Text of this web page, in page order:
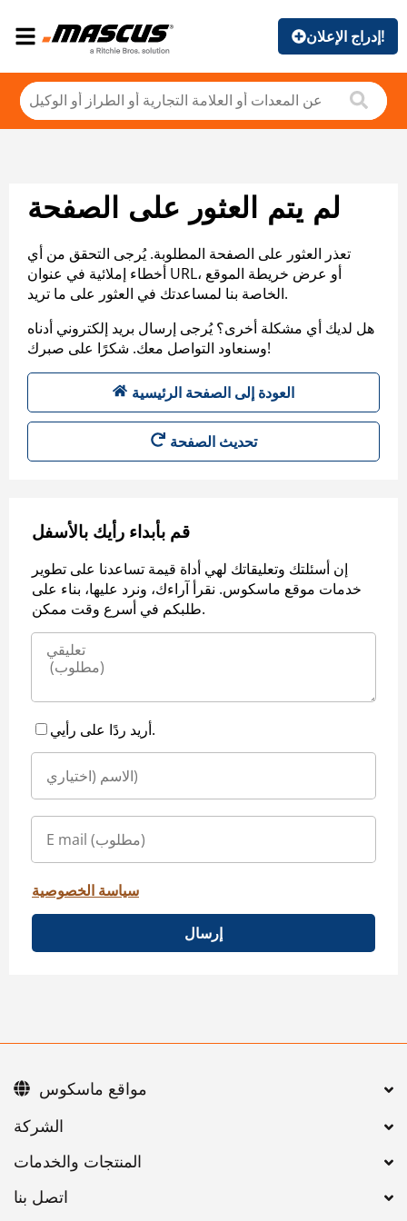
إدراج الإعلان!
لم يتم العثور على الصفحة
تعذر العثور على الصفحة المطلوبة. يُرجى التحقق من أي
أخطاء إملائية في عنوان URL، أو عرض خريطة الموقع
الخاصة بنا لمساعدتك في العثور على ما تريد.
هل لديك أي مشكلة أخرى؟ يُرجى إرسال بريد إلكتروني أدناه
وسنعاود التواصل معك. شكرًا على صبرك!
العودة إلى الصفحة الرئيسية
تحديث الصفحة
قم بأبداء رأيك بالأسفل
إن أسئلتك وتعليقاتك لهي أداة قيمة تساعدنا على تطوير
خدمات موقع ماسكوس. نقرأ آراءك، ونرد عليها، بناء على
طلبكم في أسرع وقت ممكن.
أريد ردًا على رأيي.
سياسة الخصوصية
إرسال
اتصل بنا
مواقع ماسكوس